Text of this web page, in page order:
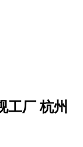
工厂 杭州